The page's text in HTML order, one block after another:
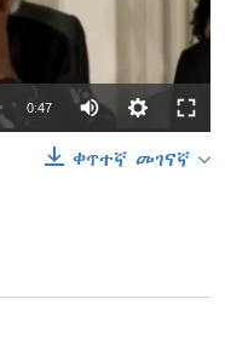
0:47
ቀጥተኛ መገናኛ